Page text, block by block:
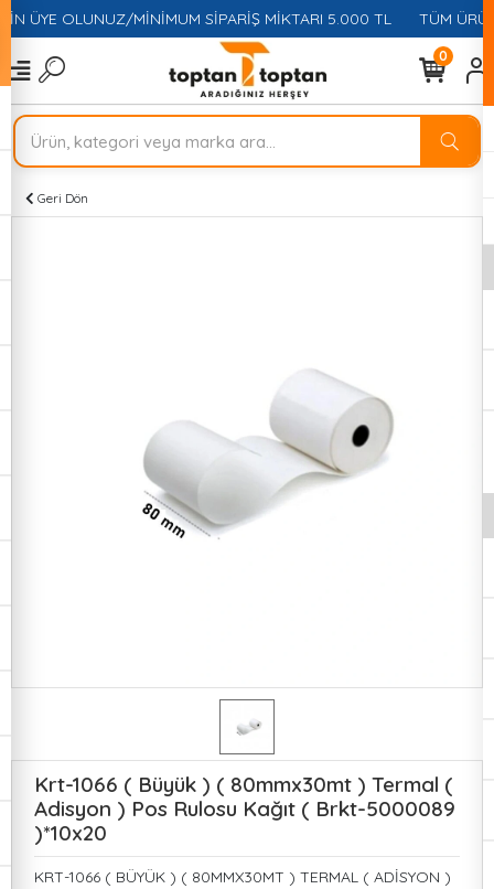
ÜYE OLUNUZ/MİNİMUM SİPARİŞ MİKTARI 5.000 TL TÜM
0
Geri Dön
Krt-1066 ( Büyük ) ( 80mmx30mt ) Termal (
Adisyon ) Pos Rulosu Kağıt ( Brkt-5000089
)*10x20
KRT-1066 ( BÜYÜK ) ( 80MMX30MT ) TERMAL ( ADİSYON )